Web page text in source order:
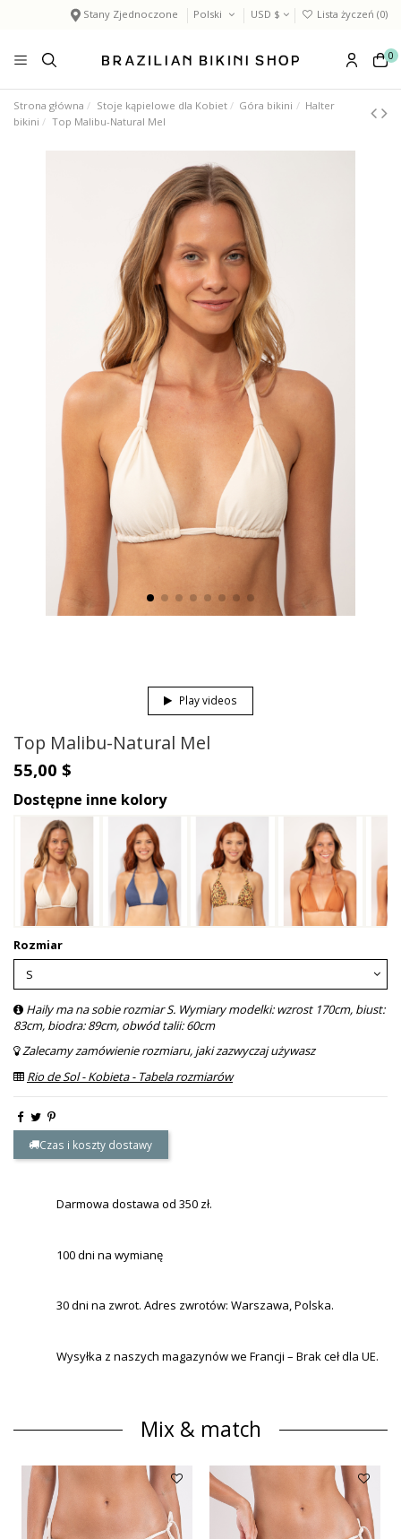
Stany Zjednoczone Polski USD $ Lista życzeń (0)
0
Strona główna Stoje kąpielowe dla Kobiet Góra bikini
Halter
bikini
Top Malibu-Natural Mel
Play videos
Top Malibu-Natural Mel
55,00 $
Dostępne inne kolory
Rozmiar
Haily ma na sobie rozmiar S. Wymiary modelki: wzrost 170cm, biust:
83cm, biodra: 89cm, obwód talii: 60cm
Zalecamy zamówienie rozmiaru, jaki zazwyczaj używasz
Rio de Sol - Kobieta - Tabela rozmiarów
Czas i koszty dostawy
Darmowa dostawa od 350 zł.
100 dni na wymianę
30 dni na zwrot. Adres zwrotów: Warszawa, Polska.
Wysyłka z naszych magazynów we Francji – Brak ceł dla UE.
Mix & match